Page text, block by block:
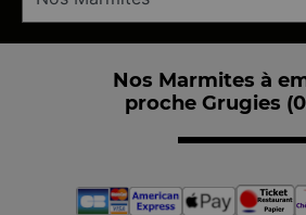
Nos Marmites à
proche Grugies